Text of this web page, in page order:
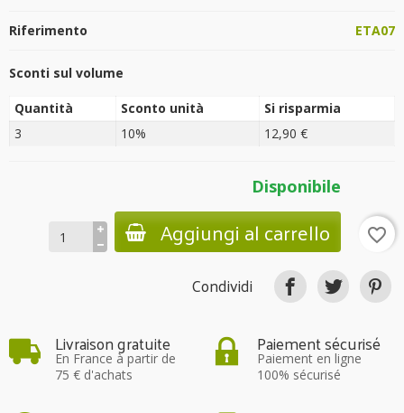
Riferimento ETA07
Sconti sul volume
Quantità Sconto unità
Si risparmia
3
10% 12,90 €
Disponibile
Aggiungi al carrello favorite_border
Condividi
Livraison gratuite
En France à partir de
75 € d'achats
Paiement sécurisé
Paiement en ligne
100% sécurisé